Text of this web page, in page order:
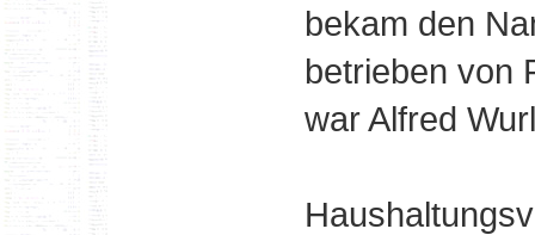
bekam den
betrieben von
war Alfred